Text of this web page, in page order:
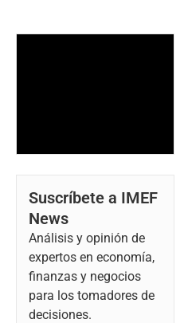
Suscríbete a IMEF
News
Análisis y opinión de
expertos en economía,
finanzas y negocios
para los tomadores de
decisiones.